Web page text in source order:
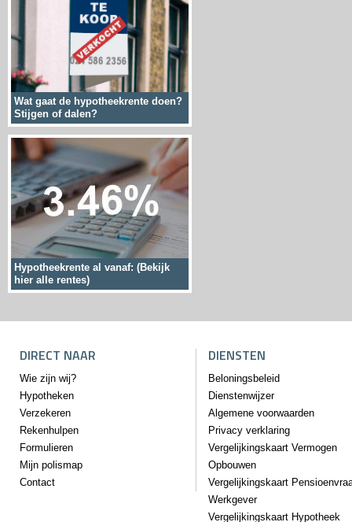
Wat gaat de hypotheekrente doen?
Stijgen of dalen?
Hypotheekrente al vanaf: (Bekijk
hier alle rentes)
DIRECT NAAR
Wie zijn wij?
Hypotheken
Verzekeren
Rekenhulpen
Formulieren
Mijn polismap
Contact
DIENSTEN
Beloningsbeleid
Dienstenwijzer
Algemene voorwaarden
Privacy verklaring
Vergelijkingskaart Vermogen
Opbouwen
Vergelijkingskaart
Werkgever
Vergelijkingskaart Hypotheek